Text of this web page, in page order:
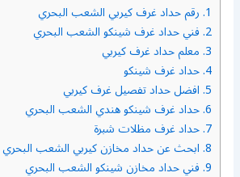
1. رقم حداد غرف كيربي الشعب البحري
2. فني حداد غرف شينكو الشعب البحري
3. معلم حداد غرف كيربي
4. حداد غرف شينكو
5. افضل حداد تفصيل غرف كيربي
6. حداد غرف شينكو هندي الشعب البحري
7. حداد غرف مظلات شبرة
8. ابحث عن حداد مخازن كيربي الشعب البحري
9. فني حداد مخازن شينكو الشعب البحري